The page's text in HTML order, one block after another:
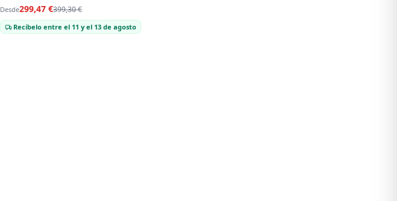
Desde299,47 €399,30 €
Recíbelo entre el 11 y el 13 de agosto